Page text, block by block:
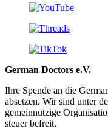
German Doctors e.V.
Ihre Spende an die
absetzen. Wir sind unter
gemein­nützige
steuer befreit.